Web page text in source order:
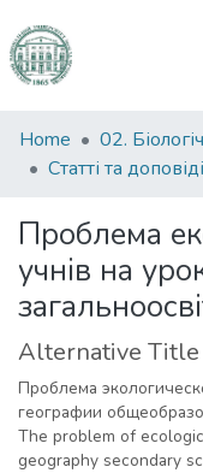
Communities
&
All of DSpace
Statistics
Home
02.
Статті та
Проблема
учнів на
Alternative Title
Проблема
географии
The problem of
geography secondary